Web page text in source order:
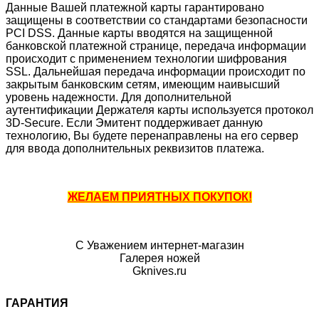
Данные Вашей платежной карты гарантировано
защищены в соответствии со стандартами безопасности
PCI DSS. Данные карты вводятся на защищенной
банковской платежной странице, передача информации
происходит с применением технологии шифрования
SSL. Дальнейшая передача информации происходит по
закрытым банковским сетям, имеющим наивысший
уровень надежности. Для дополнительной
аутентификации Держателя карты используется протокол
3D-Secure. Если Эмитент поддерживает данную
технологию, Вы будете перенаправлены на его сервер
для ввода дополнительных реквизитов платежа.
ЖЕЛАЕМ ПРИЯТНЫХ ПОКУПОК!
С Уважением интернет-магазин
Галерея ножей
Gknives.ru
ГАРАНТИЯ